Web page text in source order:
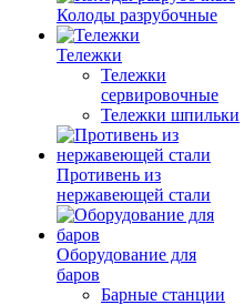
Колоды разрубочные
Тележки
Тележки
сервировочные
Тележки шпильки
Противень из
нержавеющей стали
Оборудование для
баров
Барные станции